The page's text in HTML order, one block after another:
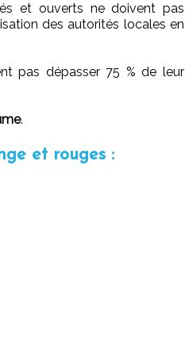
et ouverts ne doivent pas
des autorités locales en
pas dépasser 75 % de leur
.
et rouges :